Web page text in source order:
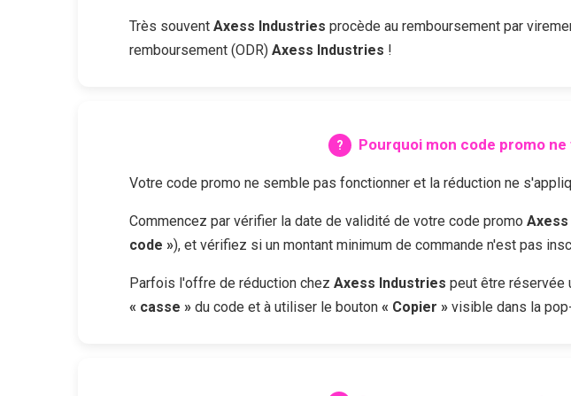
Très souvent Axess Industries procède au remboursement par
remboursement (ODR) Axess Industries !
Pourquoi mon code promo
Votre code promo ne semble pas fonctionner et la réduction ne
Commencez par vérifier la date de validité de votre code promo
code »), et vérifiez si un montant minimum de commande n'est pas
Parfois l'offre de réduction chez Axess Industries peut être réservée
« casse » du code et à utiliser le bouton « Copier » visible dans la